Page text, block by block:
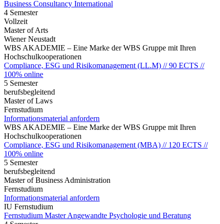
Business Consultancy International
4 Semester
Vollzeit
Master of Arts
Wiener Neustadt
WBS AKADEMIE – Eine Marke der WBS Gruppe mit Ihren
Hochschulkooperationen
Compliance, ESG und Risikomanagement (LL.M) // 90 ECTS //
100% online
5 Semester
berufsbegleitend
Master of Laws
Fernstudium
Informationsmaterial anfordern
WBS AKADEMIE – Eine Marke der WBS Gruppe mit Ihren
Hochschulkooperationen
Compliance, ESG und Risikomanagement (MBA) // 120 ECTS //
100% online
5 Semester
berufsbegleitend
Master of Business Administration
Fernstudium
Informationsmaterial anfordern
IU Fernstudium
Fernstudium Master Angewandte Psychologie und Beratung